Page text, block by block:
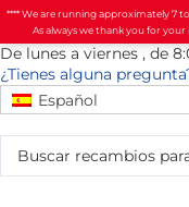
**** We are running approximately 7
As always we thank you for your
De lunes a viernes , de
¿Tienes alguna
Español